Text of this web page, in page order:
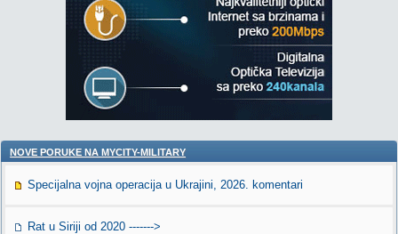
NOVE PORUKE NA MYCITY-MILITARY
Specijalna vojna operacija u Ukrajini, 2026. komentari
Rat u Siriji od 2020 ------->